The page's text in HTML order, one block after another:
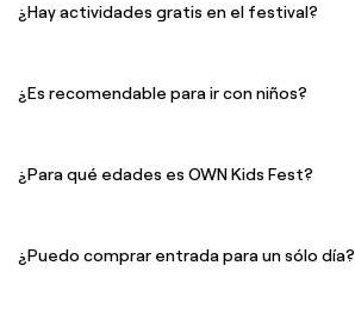
¿Hay actividades gratis en el festival?
¿Es recomendable para ir con niños?
¿Para qué edades es OWN Kids Fest?
¿Puedo comprar entrada para un sólo día?